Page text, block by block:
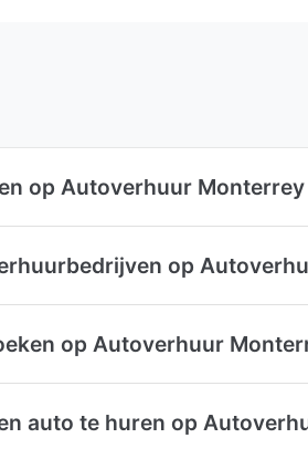
op Autoverhuur
op
op Autoverhuur
auto te huren op